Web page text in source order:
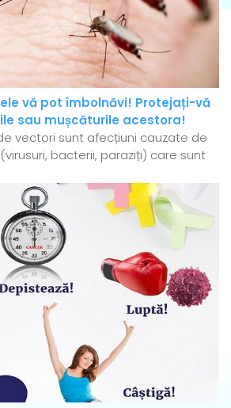
vă pot îmbolnăvi! Protejați-vă
sau mușcăturile acestora!
vectori sunt afecțiuni cauzate de
bacterii, paraziți) care sunt